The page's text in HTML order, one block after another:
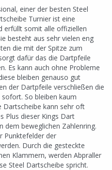
einer der besten Steel
Turnier ist eine
erfüllt somit alle offiziellen
besteht aus sehr vielen eng
die mit der Spitze zum
dafür das die Dartpfeile
Es kann auch ohne Probleme
bleiben genauso gut
der Dartpfeile verschließen die
So bleiben kaum
Dartscheibe kann sehr oft
Plus dieser Kings Dart
dem beweglichen Zahlenring.
Punktefelder der
Durch die gesteckte
Klammern, werden Abpraller
Steel Dartscheibe spricht.